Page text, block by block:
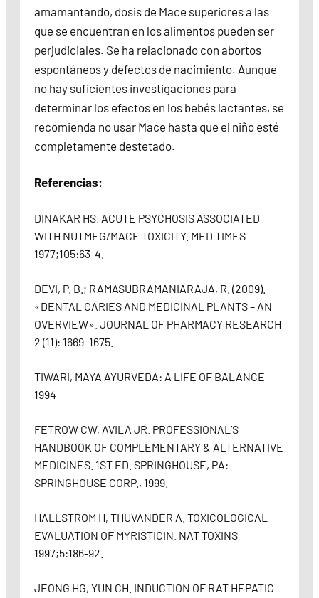
amamantando, dosis de Mace superiores a las
que se encuentran en los alimentos pueden ser
perjudiciales. Se ha relacionado con abortos
espontáneos y defectos de nacimiento. Aunque
no hay suficientes investigaciones para
determinar los efectos en los bebés lactantes, se
recomienda no usar Mace hasta que el niño esté
completamente destetado.
Referencias:
DINAKAR HS. ACUTE PSYCHOSIS ASSOCIATED
WITH NUTMEG/MACE TOXICITY. MED TIMES
1977;105:63-4.
DEVI, P. B.; RAMASUBRAMANIARAJA, R. (2009).
«DENTAL CARIES AND MEDICINAL PLANTS – AN
OVERVIEW». JOURNAL OF PHARMACY RESEARCH
2 (11): 1669–1675.
TIWARI, MAYA AYURVEDA: A LIFE OF BALANCE
1994
FETROW CW, AVILA JR. PROFESSIONAL’S
HANDBOOK OF COMPLEMENTARY & ALTERNATIVE
MEDICINES. 1ST ED. SPRINGHOUSE, PA:
SPRINGHOUSE CORP., 1999.
HALLSTROM H, THUVANDER A. TOXICOLOGICAL
EVALUATION OF MYRISTICIN. NAT TOXINS
1997;5:186-92.
JEONG HG, YUN CH. INDUCTION OF RAT HEPATIC